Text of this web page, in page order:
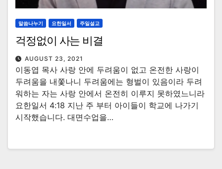
말씀나누기 요한일서 주일설교
걱정없이 사는 비결
AUGUST 23, 2021
이동엽 목사 사랑 안에 두려움이 없고 온전한 사랑이
두려움을 내쫓나니 두려움에는 형벌이 있음이라 두려
워하는 자는 사랑 안에서 온전히 이루지 못하였느니라
요한일서 4:18 지난 주 부터 아이들이 학교에 나가기
시작했습니다. 대면수업을…